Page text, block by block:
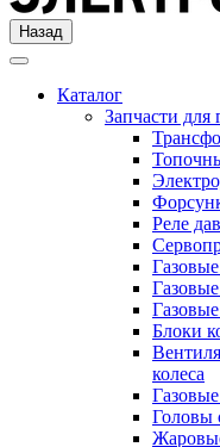
Назад
Каталог
Запчасти для
Реле
Блоки
колеса
Головы